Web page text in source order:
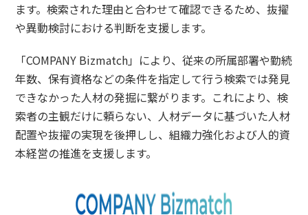
ます。検索された理由と合わせて確認できるため、抜擢
や異動検討における判断を支援します。
「COMPANY Bizmatch」により、従来の所属部署や勤続
年数、保有資格などの条件を指定して行う検索では発見
できなかった人材の発掘に繋がります。これにより、検
索者の主観だけに頼らない、人材データに基づいた人材
配置や抜擢の実現を後押しし、組織力強化および人的資
本経営の推進を支援します。